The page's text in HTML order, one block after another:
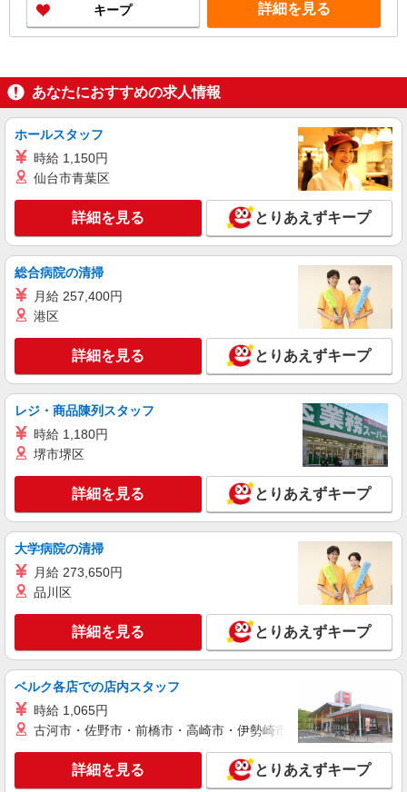
キープ 詳細を見る
あなたにおすすめの求人情報
ホールスタッフ
時給 1,150円
仙台市青葉区
詳細を見る とりあえずキープ
総合病院の清掃
月給 257,400円
港区
詳細を見る とりあえずキープ
レジ・商品陳列スタッフ
時給 1,180円
堺市堺区
詳細を見る とりあえずキープ
大学病院の清掃
月給 273,650円
品川区
詳細を見る とりあえずキープ
ベルク各店での店内スタッフ
時給 1,065円
古河市・佐野市・前橋市・高崎市・伊勢崎市・太田市・館林市
詳細を見る とりあえずキープ